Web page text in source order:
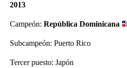
2013
Campeón: República Dominicana
Subcampeón: Puerto Rico
Tercer puesto: Japón